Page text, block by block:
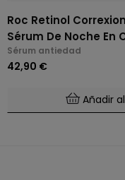
Roc Retinol
Sérum De Noche En
Sérum antiedad
42,90 €
Añadir